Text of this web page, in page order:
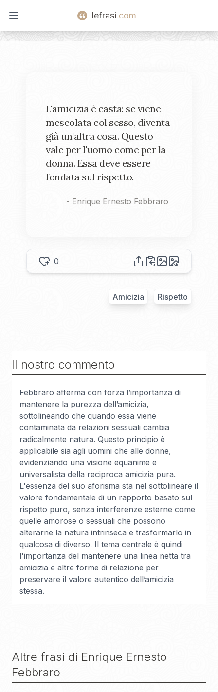
Open main menu
lefrasi.com
L'amicizia è casta: se viene
mescolata col sesso, diventa
già un'altra cosa. Questo
vale per l'uomo come per la
donna. Essa deve essere
fondata sul rispetto.
- Enrique Ernesto Febbraro
0
Amicizia Rispetto
Il nostro commento
Febbraro afferma con forza l’importanza di
mantenere la purezza dell’amicizia,
sottolineando che quando essa viene
contaminata da relazioni sessuali cambia
radicalmente natura. Questo principio è
applicabile sia agli uomini che alle donne,
evidenziando una visione equanime e
universalista della reciproca amicizia pura.
L'essenza del suo aforisma sta nel sottolineare il
valore fondamentale di un rapporto basato sul
rispetto puro, senza interferenze esterne come
quelle amorose o sessuali che possono
alterarne la natura intrinseca e trasformarlo in
qualcosa di diverso. Il tema centrale è quindi
l'importanza del mantenere una linea netta tra
amicizia e altre forme di relazione per
preservare il valore autentico dell’amicizia
stessa.
Altre frasi di Enrique Ernesto
Febbraro